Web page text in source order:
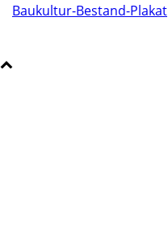
Baukultur-Bestand-Plakat